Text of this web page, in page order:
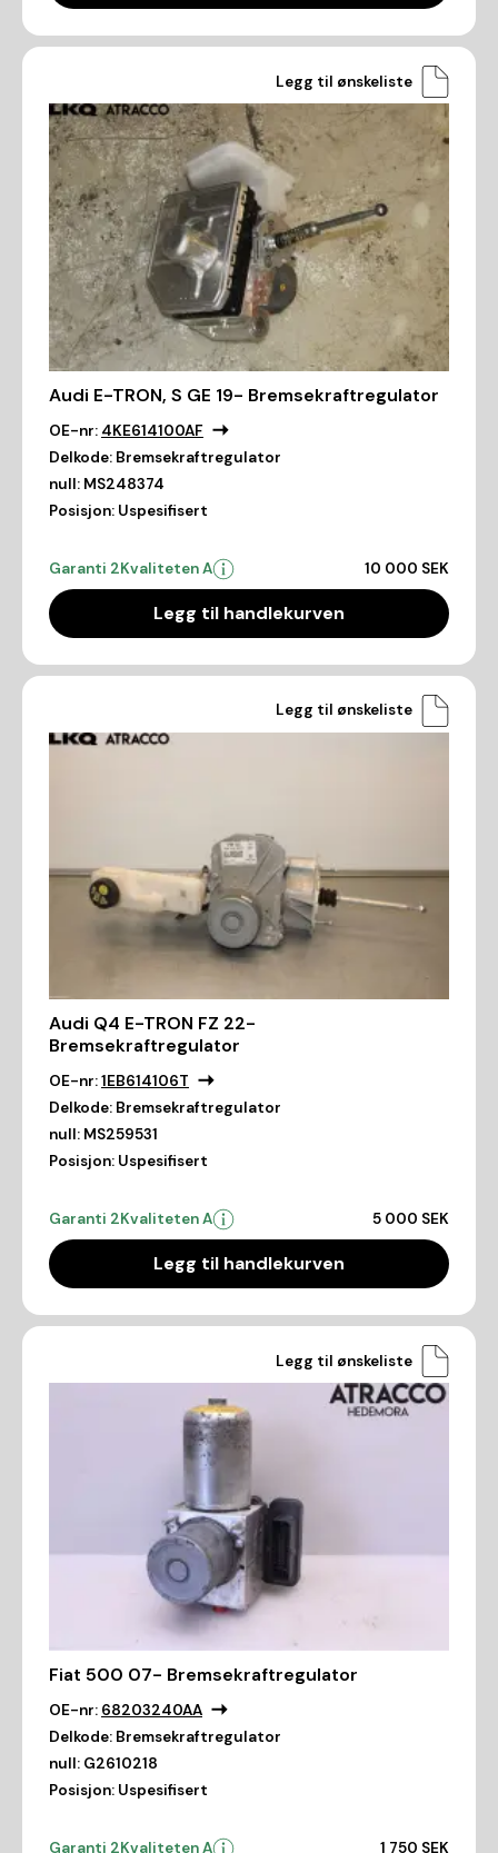
Legg til ønskeliste
Audi E-TRON, S GE 19- Bremsekraftregulator
OE-nr: 4KE614100AF
Delkode: Bremsekraftregulator
null: MS248374
Posisjon: Uspesifisert
Garanti 2Kvaliteten A 10 000 SEK
Legg til handlekurven
Legg til ønskeliste
Audi Q4 E-TRON FZ 22-
Bremsekraftregulator
OE-nr:1EB614106T
Delkode: Bremsekraftregulator
null: MS259531
Posisjon: Uspesifisert
Garanti 2Kvaliteten A 5 000 SEK
Legg til handlekurven
Legg til ønskeliste
Fiat 500 07- Bremsekraftregulator
OE-nr: 68203240AA
Delkode: Bremsekraftregulator
null: G2610218
Posisjon: Uspesifisert
Garanti 2Kvaliteten A 1 750 SEK